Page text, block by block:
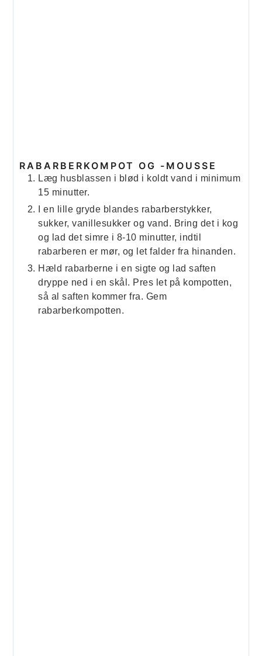
RABARBERKOMPOT OG -MOUSSE
Læg husblassen i blød i koldt vand i minimum
15 minutter.
I en lille gryde blandes rabarberstykker,
sukker, vanillesukker og vand. Bring det i kog
og lad det simre i 8-10 minutter, indtil
rabarberen er mør, og let falder fra hinanden.
Hæld rabarberne i en sigte og lad saften
dryppe ned i en skål. Pres let på kompotten,
så al saften kommer fra. Gem
rabarberkompotten.